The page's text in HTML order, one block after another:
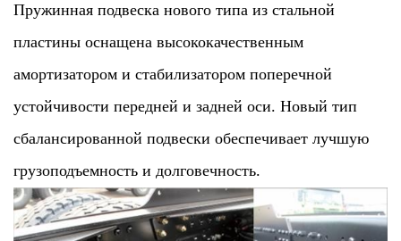
Пружинная подвеска нового типа из стальной
пластины оснащена высококачественным
амортизатором и стабилизатором поперечной
устойчивости передней и задней оси. Новый тип
сбалансированной подвески обеспечивает лучшую
грузоподъемность и долговечность.